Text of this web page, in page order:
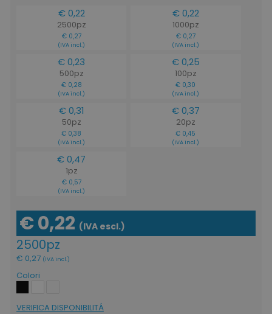
€ 0,22
2500pz
€ 0,27
(IVA incl.)
€ 0,22
1000pz
€ 0,27
(IVA incl.)
€ 0,23
500pz
€ 0,28
(IVA incl.)
€ 0,25
100pz
€ 0,30
(IVA incl.)
€ 0,31
50pz
€ 0,38
(IVA incl.)
€ 0,37
20pz
€ 0,45
(IVA incl.)
€ 0,47
1pz
€ 0,57
(IVA incl.)
€ 0,22 (IVA escl.)
2500pz
€ 0,27 (IVA incl.)
Colori
VERIFICA DISPONIBILITÁ